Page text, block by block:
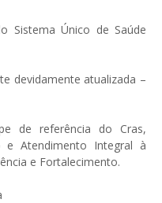
Sistema Único de Saúde
devidamente atualizada –
de referência do Cras,
e Atendimento Integral à
e Fortalecimento.